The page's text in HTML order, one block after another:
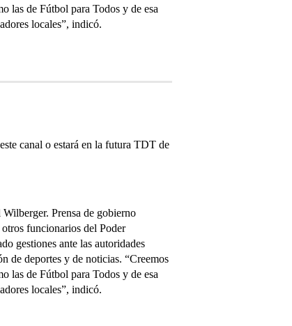
las de Fútbol para Todos y de esa
locales”, indicó.
canal o estará en la futura TDT de
Prensa de gobierno
funcionarios del Poder
gestiones ante las autoridades
de deportes y de noticias. “Creemos
las de Fútbol para Todos y de esa
locales”, indicó.